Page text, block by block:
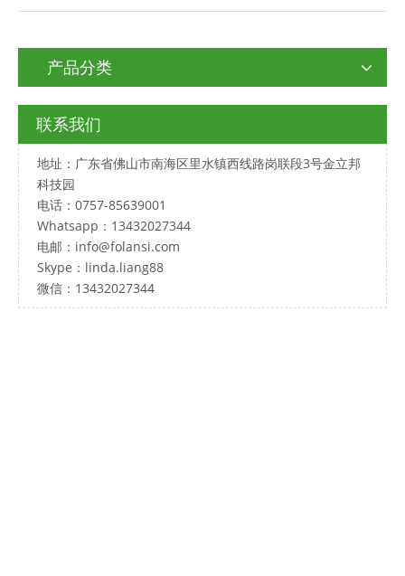
产品分类
联系我们
地址：广东省佛山市南海区里水镇西线路岗联段3号金立邦
科技园
电话：0757-85639001
Whatsapp：13432027344
电邮： info@folansi.com
Skype：linda.liang88
微信：13432027344